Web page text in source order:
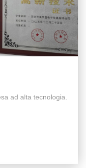
ad alta tecnologia.